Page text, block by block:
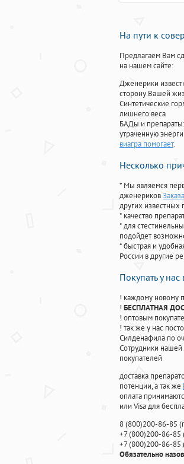
На пути к
Предлагаем Вам
на нашем сайте:
Дженерики
сторону Вашей
Синтетические
лишнего веса
БАДы и препараты:
утраченную
виагра помогает.
Несколько
* Мы являемся
дженериков
других известных
* качество
* для
подойдет
* быстрая и
России в другие
Покупать у
! каждому новому
! БЕСПЛАТНАЯ
! оптовым
! так же у нас
Силденафила по
Cотрудники
покупателей
доставка
потенции, а так же
оплата
или Visa для
8(800)200-86-85 (
+7(800)200-86-85
+7(800)200-86-85
Обязательно